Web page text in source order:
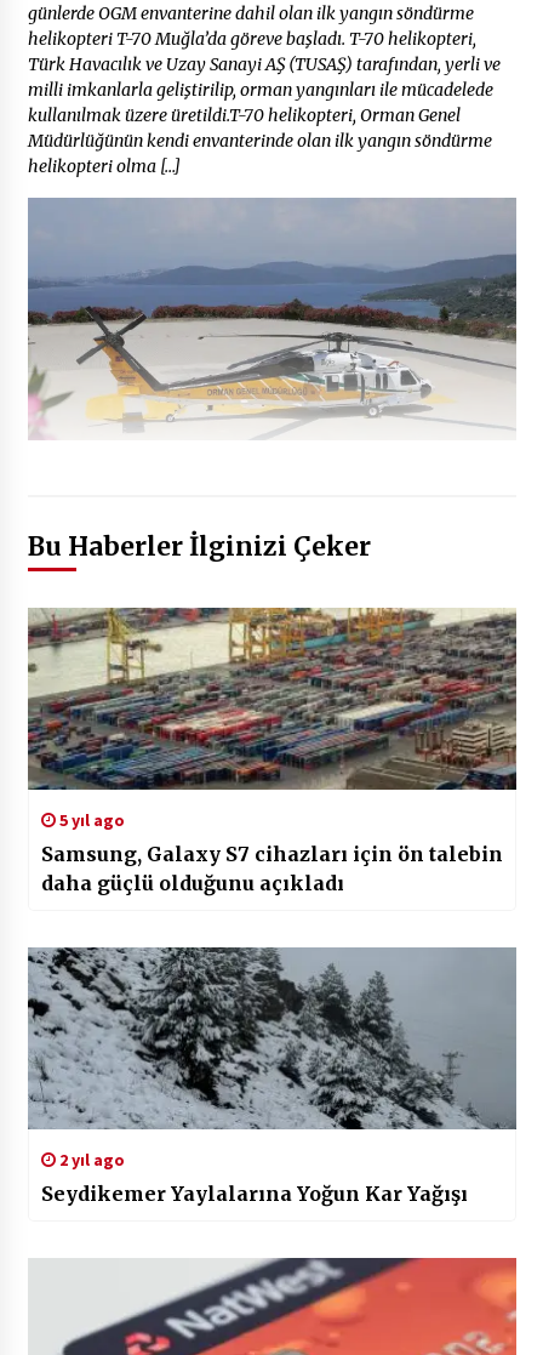
günlerde OGM envanterine dahil olan ilk yangın söndürme
helikopteri T-70 Muğla’da göreve başladı. T-70 helikopteri,
Türk Havacılık ve Uzay Sanayi AŞ (TUSAŞ) tarafından, yerli ve
milli imkanlarla geliştirilip, orman yangınları ile mücadelede
kullanılmak üzere üretildi.T-70 helikopteri, Orman Genel
Müdürlüğünün kendi envanterinde olan ilk yangın söndürme
helikopteri olma […]
Bu Haberler İlginizi Çeker
5 yıl ago
Samsung, Galaxy S7 cihazları için ön talebin
daha güçlü olduğunu açıkladı
2 yıl ago
Seydikemer Yaylalarına Yoğun Kar Yağışı